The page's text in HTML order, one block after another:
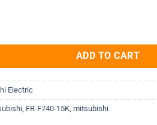
FR-F740-15K 15kW 3 Pha 380V
ADD TO CART
Electric
FR-F740-15K mitsubishi